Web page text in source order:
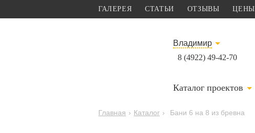
ГАЛЕРЕЯ СТАТЬИ ОТЗЫВЫ ЦЕНЫ
Владимир
8 (4922) 49-42-70
Каталог проектов
Главная › Каталог › Бани 6 на 8 из бревна